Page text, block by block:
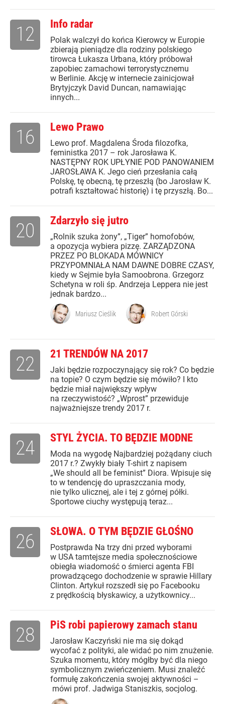
Info radar
Polak walczył do końca Kierowcy w Europie
zbierają pieniądze dla rodziny polskiego
tirowca Łukasza Urbana, który próbował
zapobiec zamachowi terrorystycznemu
w Berlinie. Akcję w internecie zainicjował
Brytyjczyk David Duncan, namawiając
innych...
12
Lewo Prawo
Lewo prof. Magdalena Środa filozofka,
feministka 2017 – rok Jarosława K.
NASTĘPNY ROK UPŁYNIE POD PANOWANIEM
JAROSŁAWA K. Jego cień przesłania całą
Polskę, tę obecną, tę przeszłą (bo Jarosław K.
potrafi kształtować historię) i tę przyszłą. Bo...
16
Zdarzyło się jutro
„Rolnik szuka żony”, „Tiger” homofobów,
a opozycja wybiera pizzę. ZARZĄDZONA
PRZEZ PO BLOKADA MÓWNICY
PRZYPOMNIAŁA NAM DAWNE DOBRE CZASY,
kiedy w Sejmie była Samoobrona. Grzegorz
Schetyna w roli śp. Andrzeja Leppera nie jest
jednak bardzo...
20
Mariusz Cieślik Robert Górski
21 TRENDÓW NA 2017
Jaki będzie rozpoczynający się rok? Co będzie
na topie? O czym będzie się mówiło? I kto
będzie miał największy wpływ
na rzeczywistość? „Wprost” przewiduje
najważniejsze trendy 2017 r.
22
STYL ŻYCIA. TO BĘDZIE MODNE
Moda na wygodę Najbardziej pożądany ciuch
2017 r.? Zwykły biały T-shirt z napisem
„We should all be feminist” Diora. Wpisuje się
to w tendencję do upraszczania mody,
nie tylko ulicznej, ale i tej z górnej półki.
Sportowe ciuchy występują teraz...
24
SŁOWA. O TYM BĘDZIE GŁOŚNO
Postprawda Na trzy dni przed wyborami
w USA tamtejsze media społecznościowe
obiegła wiadomość o śmierci agenta FBI
prowadzącego dochodzenie w sprawie Hillary
Clinton. Artykuł rozszedł się po Facebooku
z prędkością błyskawicy, a użytkownicy...
26
PiS robi papierowy zamach stanu
Jarosław Kaczyński nie ma się dokąd
wycofać z polityki, ale widać po nim znużenie.
Szuka momentu, który mógłby być dla niego
symbolicznym zwieńczeniem. Musi znaleźć
formułę zakończenia swojej aktywności –
mówi prof. Jadwiga Staniszkis, socjolog.
28